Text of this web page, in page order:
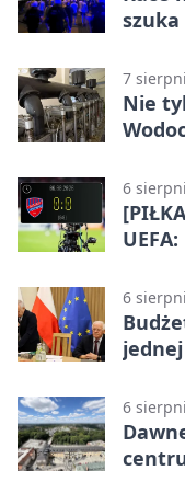
szuka
7
Nie
6
6
6